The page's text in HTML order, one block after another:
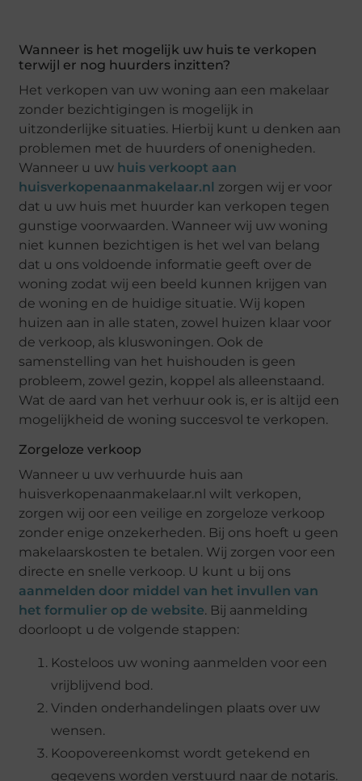
Wanneer is het mogelijk uw huis te verkopen
terwijl er nog huurders inzitten?
Het verkopen van uw woning aan een makelaar
zonder bezichtigingen is mogelijk in
uitzonderlijke situaties. Hierbij kunt u denken aan
problemen met de huurders of onenigheden.
Wanneer u uw huis verkoopt aan
huisverkopenaanmakelaar.nl zorgen wij er voor
dat u uw huis met huurder kan verkopen tegen
gunstige voorwaarden. Wanneer wij uw woning
niet kunnen bezichtigen is het wel van belang
dat u ons voldoende informatie geeft over de
woning zodat wij een beeld kunnen krijgen van
de woning en de huidige situatie. Wij kopen
huizen aan in alle staten, zowel huizen klaar voor
de verkoop, als kluswoningen. Ook de
samenstelling van het huishouden is geen
probleem, zowel gezin, koppel als alleenstaand.
Wat de aard van het verhuur ook is, er is altijd een
mogelijkheid de woning succesvol te verkopen.
Zorgeloze verkoop
Wanneer u uw verhuurde huis aan
huisverkopenaanmakelaar.nl wilt verkopen,
zorgen wij oor een veilige en zorgeloze verkoop
zonder enige onzekerheden. Bij ons hoeft u geen
makelaarskosten te betalen. Wij zorgen voor een
directe en snelle verkoop. U kunt u bij ons
aanmelden door middel van het invullen van
het formulier op de website. Bij aanmelding
doorloopt u de volgende stappen:
Kosteloos uw woning aanmelden voor een
vrijblijvend bod.
Vinden onderhandelingen plaats over uw
wensen.
Koopovereenkomst wordt getekend en
gegevens worden verstuurd naar de notaris.